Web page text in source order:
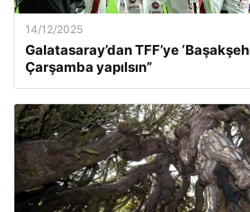
14/12/2025
Galatasaray’dan TFF’ye
Çarşamba yapılsın”